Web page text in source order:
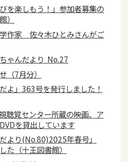
を楽しもう！」参加者募集の
）
作家 佐々木ひとみさんがご
ゃんだより No.27
（7月分）
よ」363号を発行しました！
聴覚センター所蔵の映画、ア
を貸出しています
より(No.80)2025年春号」
た（十王図書館）